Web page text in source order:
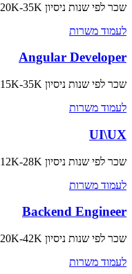
שכר לפי שנות ניסיון 20K-35K
לעמוד משרות
Angular Developer
שכר לפי שנות ניסיון 15K-35K
לעמוד משרות
UI\UX
שכר לפי שנות ניסיון 12K-28K
לעמוד משרות
Backend Engineer
שכר לפי שנות ניסיון 20K-42K
לעמוד משרות